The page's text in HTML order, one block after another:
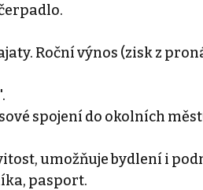
Roční výnos (zisk z
spojení do okolních
umožňuje bydlení i
pasport.